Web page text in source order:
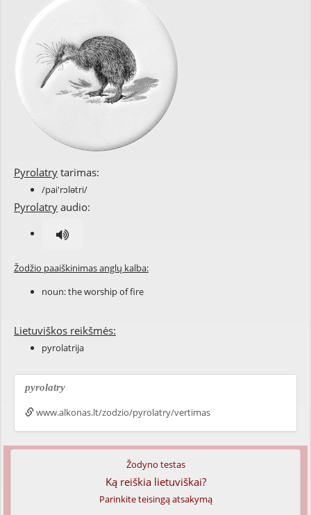
Pyrolatry tarimas:
/pai'rɔlətri/
Pyrolatry audio:
Žodžio paaiškinimas anglų kalba:
noun: theworshipoffire
Lietuviškos reikšmės:
pyrolatrija
pyrolatry
www.alkonas.lt/zodzio/pyrolatry/vertimas
Žodyno testas
Ką reiškia lietuviškai?
Parinkite teisingą atsakymą